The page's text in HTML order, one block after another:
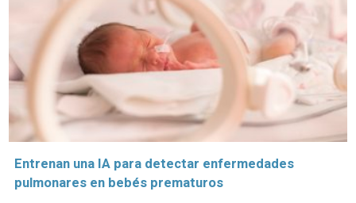
Entrenan una IA para detectar enfermedades
pulmonares en bebés prematuros